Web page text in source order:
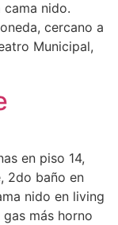
cama nido.
cercano a
Municipal,
en piso 14,
2do baño en
nido en living
más horno